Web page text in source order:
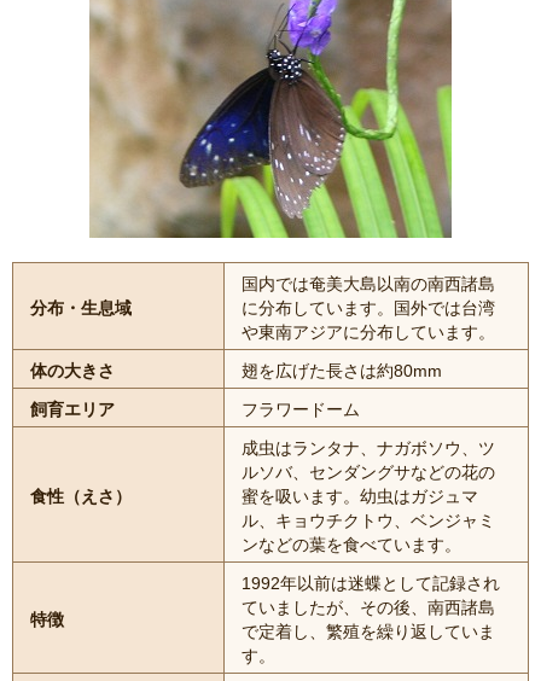
分布・生息域
国内では奄美大島以南の南西諸島
に分布しています。国外では台湾
や東南アジアに分布しています。
体の大きさ
翅を広げた長さは約80mm
飼育エリア
フラワードーム
食性（えさ）
成虫はランタナ、ナガボソウ、ツ
ルソバ、センダングサなどの花の
蜜を吸います。幼虫はガジュマ
ル、キョウチクトウ、ベンジャミ
ンなどの葉を食べています。
特徴
1992年以前は迷蝶として記録され
ていましたが、その後、南西諸島
で定着し、繁殖を繰り返していま
す。